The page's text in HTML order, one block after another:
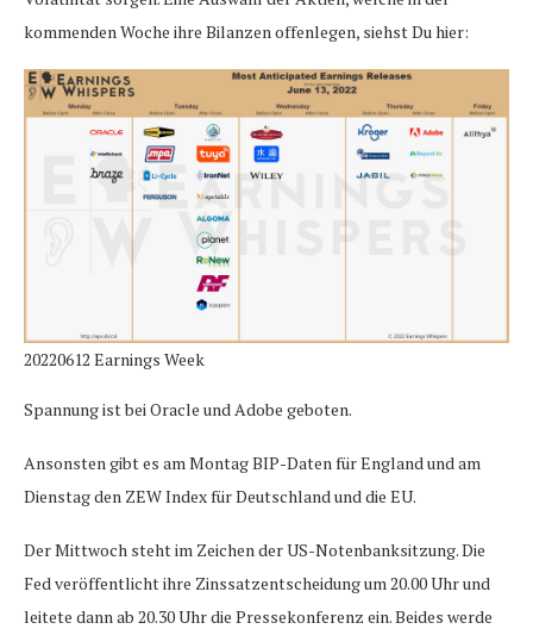
kommenden Woche ihre Bilanzen offenlegen, siehst Du hier:
20220612 Earnings Week
Spannung ist bei Oracle und Adobe geboten.
Ansonsten gibt es am Montag BIP-Daten für England und am
Dienstag den ZEW Index für Deutschland und die EU.
Der Mittwoch steht im Zeichen der US-Notenbanksitzung. Die
Fed veröffentlicht ihre Zinssatzentscheidung um 20.00 Uhr und
leitete dann ab 20.30 Uhr die Pressekonferenz ein. Beides werde